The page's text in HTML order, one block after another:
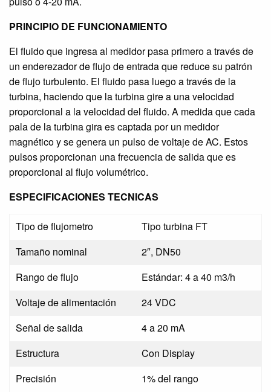
PRINCIPIO DE FUNCIONAMIENTO
El fluido que ingresa al medidor pasa primero a través de
un enderezador de flujo de entrada que reduce su patrón
de flujo turbulento. El fluido pasa luego a través de la
turbina, haciendo que la turbina gire a una velocidad
proporcional a la velocidad del fluido. A medida que cada
pala de la turbina gira es captada por un medidor
magnético y se genera un pulso de voltaje de AC. Estos
pulsos proporcionan una frecuencia de salida que es
proporcional al flujo volumétrico.
ESPECIFICACIONES TECNICAS
Tipo de flujometro
Tipo turbina FT
Tamaño nominal
2″, DN50
Rango de flujo
Estándar: 4 a 40 m3/h
Voltaje de alimentación
24 VDC
Señal de salida
4 a 20 mA
Estructura
Con Display
Precisión
1% del rango